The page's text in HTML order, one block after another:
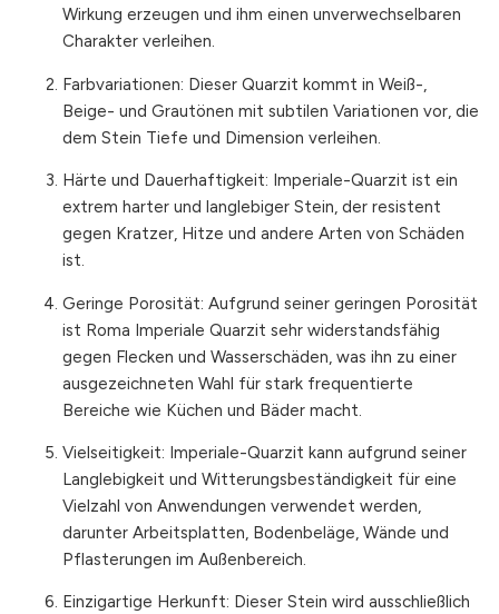
Wirkung erzeugen und ihm einen unverwechselbaren
Charakter verleihen.
Farbvariationen: Dieser Quarzit kommt in Weiß-,
Beige- und Grautönen mit subtilen Variationen vor, die
dem Stein Tiefe und Dimension verleihen.
Härte und Dauerhaftigkeit: Imperiale-Quarzit ist ein
extrem harter und langlebiger Stein, der resistent
gegen Kratzer, Hitze und andere Arten von Schäden
ist.
Geringe Porosität: Aufgrund seiner geringen Porosität
ist Roma Imperiale Quarzit sehr widerstandsfähig
gegen Flecken und Wasserschäden, was ihn zu einer
ausgezeichneten Wahl für stark frequentierte
Bereiche wie Küchen und Bäder macht.
Vielseitigkeit: Imperiale-Quarzit kann aufgrund seiner
Langlebigkeit und Witterungsbeständigkeit für eine
Vielzahl von Anwendungen verwendet werden,
darunter Arbeitsplatten, Bodenbeläge, Wände und
Pflasterungen im Außenbereich.
Einzigartige Herkunft: Dieser Stein wird ausschließlich